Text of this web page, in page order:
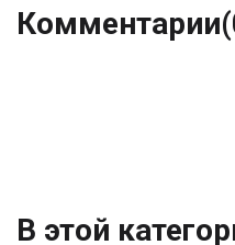
Комментарии
В этой